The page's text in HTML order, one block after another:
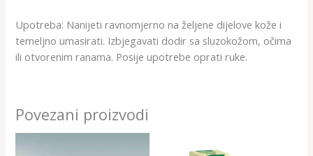
Upotreba: Nanijeti ravnomjerno na željene dijelove kože i
temeljno umasirati. Izbjegavati dodir sa sluzokožom, očima
ili otvorenim ranama. Posije upotrebe oprati ruke.
Povezani proizvodi